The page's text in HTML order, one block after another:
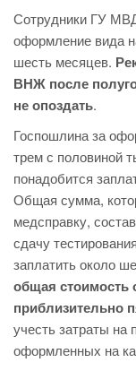
Сотрудники ГУ
оформление вида
шесть месяцев.
ВНЖ после
не опоздать.
Госпошлина за
трем с половиной
понадобится
Общая сумма,
медсправку,
сдачу
заплатить около
общая
приблизительно
учесть затраты на
оформленных на